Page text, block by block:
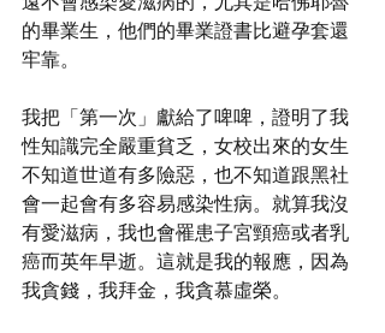
的畢業生，他們的畢業證書比避孕套還
牢靠。
我把「第一次」獻給了啤啤，證明了我
性知識完全嚴重貧乏，女校出來的女生
不知道世道有多險惡，也不知道跟黑社
會一起會有多容易感染性病。就算我沒
有愛滋病，我也會罹患子宮頸癌或者乳
癌而英年早逝。這就是我的報應，因為
我貪錢，我拜金，我貪慕虛榮。